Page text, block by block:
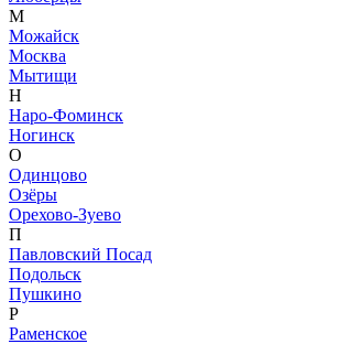
М
Можайск
Москва
Мытищи
Н
Наро-Фоминск
Ногинск
О
Одинцово
Озёры
Орехово-Зуево
П
Павловский Посад
Подольск
Пушкино
Р
Раменское